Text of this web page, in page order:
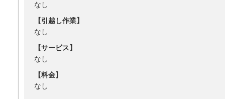
なし
【引越し作業】
なし
【サービス】
なし
【料金】
なし